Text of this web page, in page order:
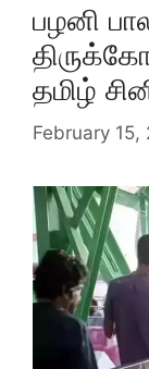
பழனி
தமிழ்
February 15,